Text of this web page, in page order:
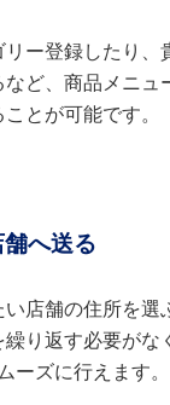
ー登録したり、
ど、商品メニュ
とが可能です。
へ送る
店舗の住所を選
り返す必要がな
ーズに行えます。